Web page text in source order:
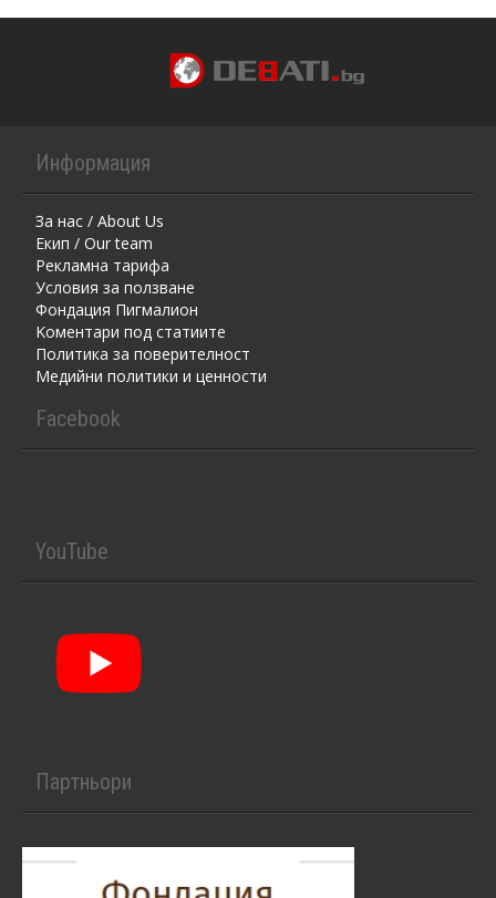
Информация
За нас / About Us
Екип / Our team
Рекламна тарифа
Условия за ползване
Фондация Пигмалион
Kоментaри под статиите
Политика за поверителност
Медийни политики и ценности
Facebook
YouTube
Партньори